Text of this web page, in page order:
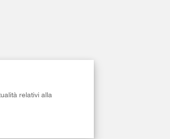
relativi alla